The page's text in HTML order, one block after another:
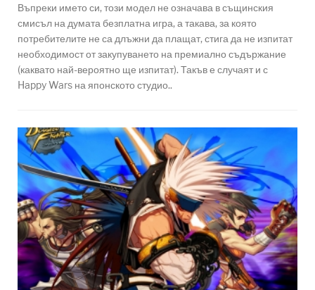
Въпреки името си, този модел не означава в същинския
смисъл на думата безплатна игра, а такава, за която
потребителите не са длъжни да плащат, стига да не изпитат
необходимост от закупуването на премиално съдържание
(каквато най-вероятно ще изпитат). Такъв е случаят и с
Happy Wars на японското студио..